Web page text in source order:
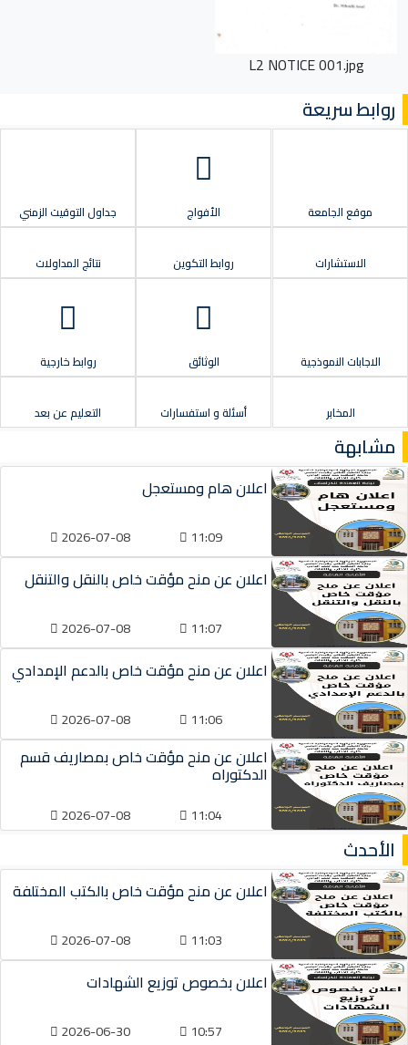
L2 NOTICE 001.jpg
روابط سريعة
موقع الجامعة الأفواج جداول التوقيت الزمني
الاستشارات روابط التكوين نتائج المداولات
الاجابات النموذجية الوثائق روابط خارجية
المخابر أسئلة و استفسارات التعليم عن بعد
مشابهة
اعلان هام ومستعجل
11:09
2026-07-08
اعلان عن منح مؤقت خاص بالنقل والتنقل
11:07
2026-07-08
اعلان عن منح مؤقت خاص بالدعم الإمدادي
11:06
2026-07-08
اعلان عن منح مؤقت خاص بمصاريف قسم
الدكتوراه
11:04
2026-07-08
الأحدث
اعلان عن منح مؤقت خاص بالكتب المختلفة
11:03
2026-07-08
اعلان بخصوص توزيع الشهادات
10:57
2026-06-30